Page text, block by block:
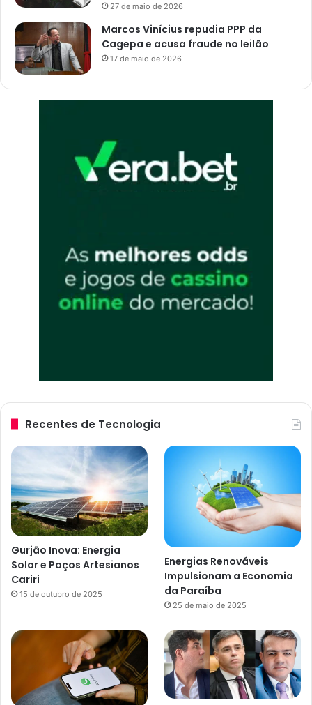
27 de maio de 2026
Marcos Vinícius repudia PPP da
Cagepa e acusa fraude no leilão
17 de maio de 2026
Recentes de Tecnologia
Gurjão Inova: Energia
Solar e Poços Artesianos
Cariri
15 de outubro de 2025
Energias Renováveis
Impulsionam a Economia
da Paraíba
25 de maio de 2025